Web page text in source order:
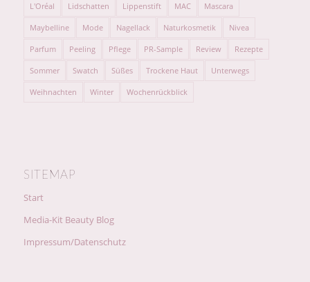
L'Oréal Lidschatten Lippenstift MAC Mascara
Maybelline Mode Nagellack Naturkosmetik Nivea
Parfum Peeling Pflege PR-Sample Review Rezepte
Sommer Swatch Süßes Trockene Haut Unterwegs
Weihnachten Winter Wochenrückblick
SITEMAP
Start
Media-Kit Beauty Blog
Impressum/Datenschutz